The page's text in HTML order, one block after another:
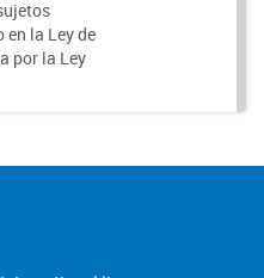
la Ley de
por la Ley